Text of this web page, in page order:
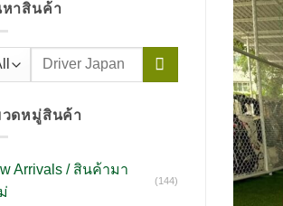
าสินค้า
ค้นหา:
ดหมู่สินค้า
Arrivals / สินค้ามา
(144)